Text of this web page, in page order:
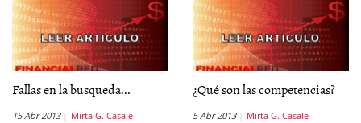
Fallas en la busqueda...
15 Abr 2013 Mirta G. Casale
¿Qué son las competencias?
5 Abr 2013 Mirta G. Casale